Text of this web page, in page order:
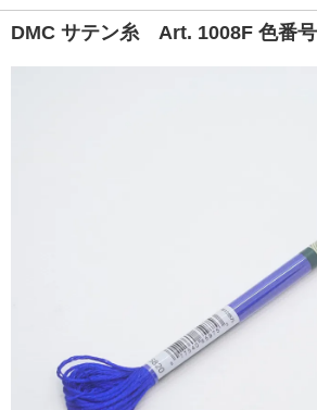
DMC サテン糸 Art. 1008F 色番